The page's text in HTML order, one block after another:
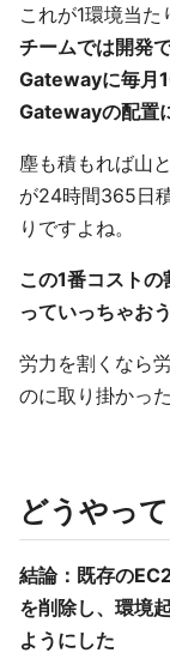
これが1環境当た
チームでは開発
Gatewayに毎月
Gatewayの配置
塵も積もれば山
が24時間365日
りですよね。
この1番コスト
っていっちゃおう
労力を割くなら
のに取り掛かっ
どうやっ
結論：既存の
を削除し、環境
ようにした